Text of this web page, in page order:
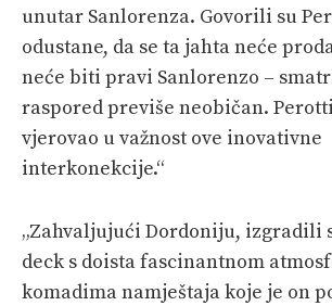
unutar Sanlorenza. Govorili su
odustane, da se ta jahta neće
neće biti pravi Sanlorenzo –
raspored previše neobičan.
vjerovao u važnost ove inovativne
interkonekcije.“
„Zahvaljujući Dordoniju, izgradili
deck s doista fascinantnom
komadima namještaja koje je on